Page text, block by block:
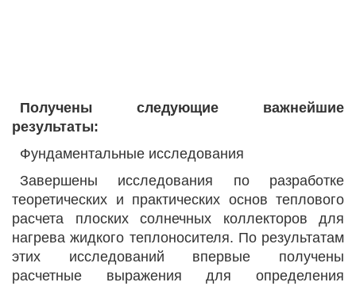
Получены следующие важнейшие
результаты:
Фундаментальные исследования
Завершены исследования по разработке
теоретических и практических основ теплового
расчета плоских солнечных коллекторов для
нагрева жидкого теплоносителя. По результатам
этих исследований впервые получены
расчетные выражения для определения